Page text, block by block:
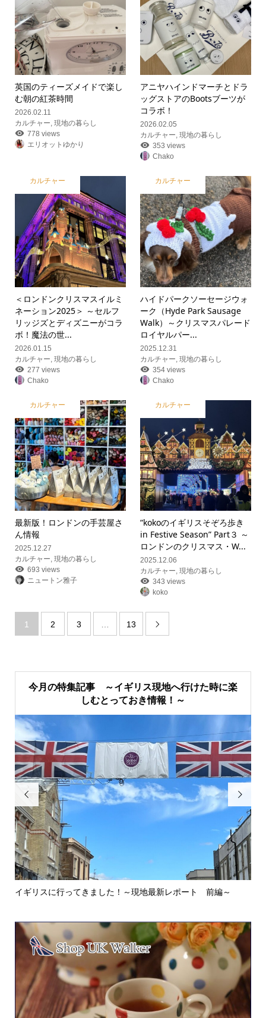
英国のティーズメイドで楽し
む朝の紅茶時間
2026.02.11
カルチャー, 現地の暮らし
778 views
エリオットゆかり
アニヤハインドマーチとドラ
ッグストアのBootsブーツが
コラボ！
2026.02.05
カルチャー,現地の暮らし
353 views
Chako
カルチャー
＜ロンドンクリスマスイルミ
ネーション2025＞ ～セルフ
リッジズとディズニーがコラ
ボ！魔法の世...
2026.01.15
カルチャー 現地の暮らし
277 views
Chako
カルチャー
ハイドパークソーセージウォ
ーク（Hyde Park Sausage
Walk）～クリスマスパレード
ロイヤルパー...
2025.12.31
カルチャー ,現地の暮らし
354 views
Chako
カルチャー
最新版！ロンドンの手芸屋さ
ん情報
2025.12.27
カルチャー, 現地の暮らし
693 views
ニュートン雅子
カルチャー
“kokoのイギリスそぞろ歩き
in Festive Season” Part３ ～
ロンドンのクリスマス・W...
2025.12.06
カルチャー,現地の暮らし
343 views
koko
1 2 3 … 13 
今月の特集記事 ～イギリス現地へ行けた時に楽
しむとっておき情報！～

イギリスに行ってきました！～現地最新レポート 前編～
